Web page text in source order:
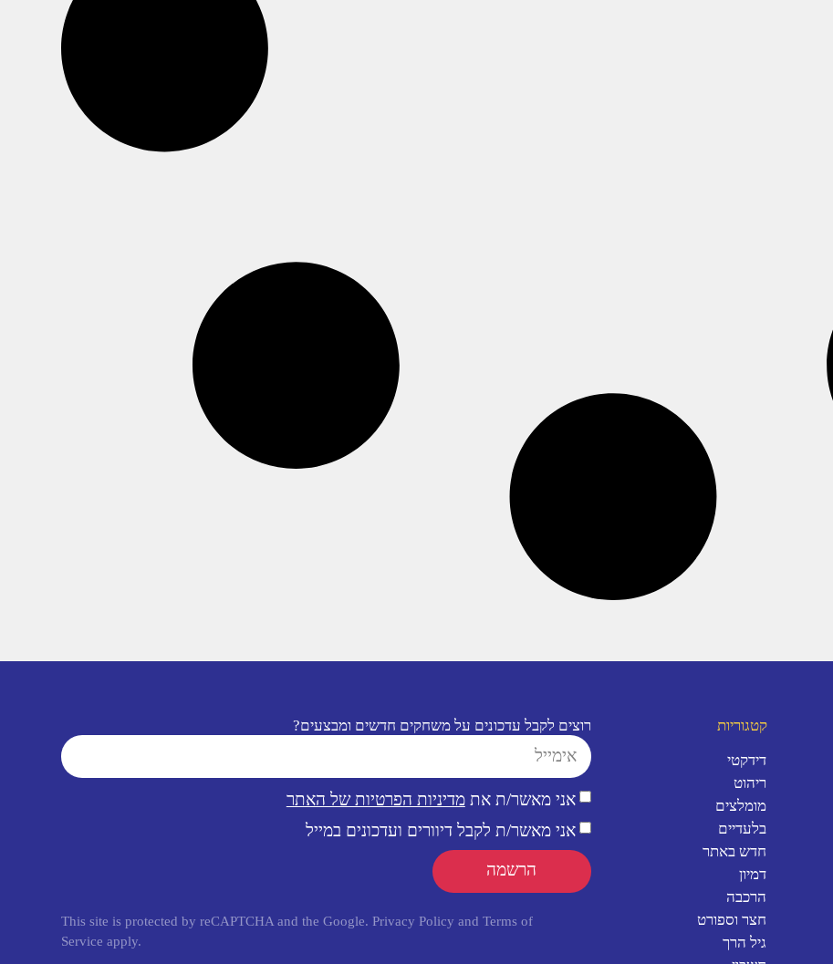
קטגוריות
דידקטי
ריהוט
מומלצים
בלעדיים
חדש באתר
דמיון
הרכבה
חצר וספורט
גיל הרך
רוצים לקבל עדכונים על משחקים חדשים ומבצעים?
אני מאשר/ת אתמדיניות הפרטיות של האתר
אני מאשר/ת לקבל דיוורים ועדכונים במייל
הרשמה
This site is protected by reCAPTCHA and the Google.Privacy Policy andTerms of
Service apply.